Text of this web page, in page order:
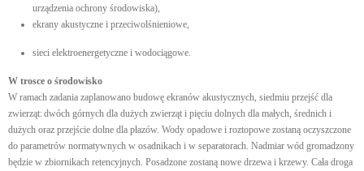
urządzenia ochrony środowiska),
ekrany akustyczne i przeciwolśnieniowe,
sieci elektroenergetyczne i wodociągowe.
W trosce o środowisko
W ramach zadania zaplanowano budowę ekranów akustycznych, siedmiu przejść dla
zwierząt: dwóch górnych dla dużych zwierząt i pięciu dolnych dla małych, średnich i
dużych oraz przejście dolne dla płazów. Wody opadowe i roztopowe zostaną oczyszczone
do parametrów normatywnych w osadnikach i w separatorach. Nadmiar wód gromadzony
będzie w zbiornikach retencyjnych. Posadzone zostaną nowe drzewa i krzewy. Cała droga